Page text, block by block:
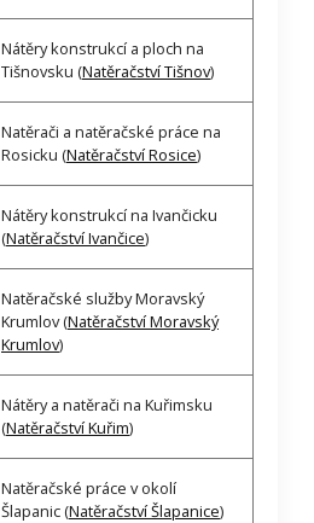
Nátěry konstrukcí a ploch na
Tišnovsku (Natěračství Tišnov)
Natěrači a natěračské práce na
Rosicku (Natěračství Rosice)
Nátěry konstrukcí na Ivančicku
(Natěračství Ivančice)
Natěračské služby Moravský
Krumlov (Natěračství Moravský
Krumlov)
Nátěry a natěrači na Kuřimsku
(Natěračství Kuřim)
Natěračské práce v okolí
Šlapanic (Natěračství Šlapanice)